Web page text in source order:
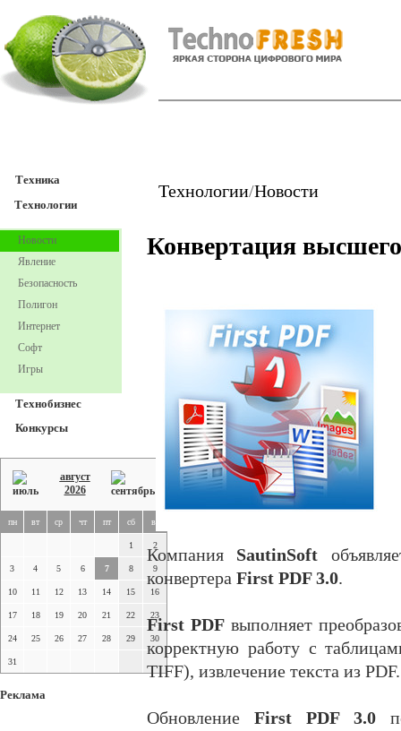
Техника
Технологии
Новости
Явление
Безопасность
Полигон
Интернет
Софт
Игры
Технобизнес
Конкурсы
август
2026
пн вт ср чт пт сб вс
1 2
3 4 5 6 7 8 9
10 11 12 13 14 15 16
17 18 19 20 21 22 23
24 25 26 27 28 29 30
31
Реклама
Технологии/Новости
Конвертация
Компания SautinSoft
конвертера First PDF 3.0.
First PDF выполняет
корректную работу с
TIFF), извлечение текста из PDF.
Обновление First PDF 3.0